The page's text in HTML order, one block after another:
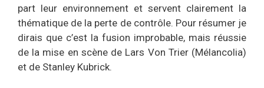
part leur environnement et servent clairement la
thématique de la perte de contrôle. Pour résumer je
dirais que c’est la fusion improbable, mais réussie
de la mise en scène de Lars Von Trier (Mélancolia)
et de Stanley Kubrick.